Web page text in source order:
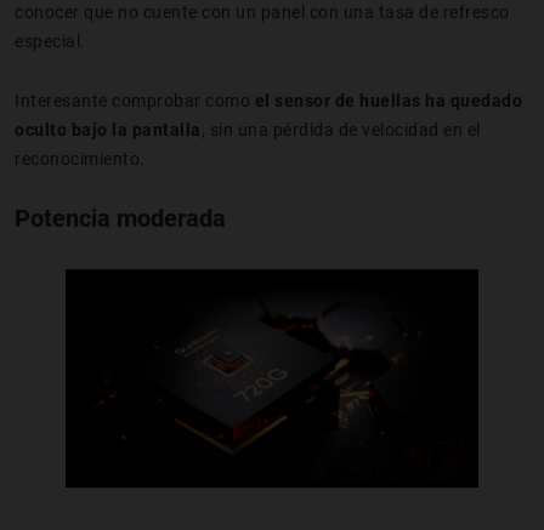
conocer que no cuente con un panel con una tasa de refresco
especial.
Interesante comprobar como el sensor de huellas ha quedado
oculto bajo la pantalla , sin una pérdida de velocidad en el
reconocimiento.
Potencia moderada